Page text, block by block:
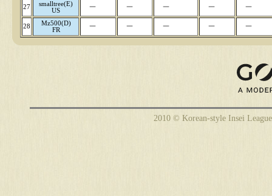
27
smalltree(E)
US
28
Mz500(D)
FR
2010 © Korean-style Insei